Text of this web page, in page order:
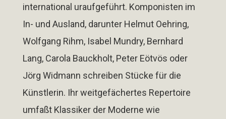
international uraufgeführt. Komponisten im
In- und Ausland, darunter Helmut Oehring,
Wolfgang Rihm, Isabel Mundry, Bernhard
Lang, Carola Bauckholt, Peter Eötvös oder
Jörg Widmann schreiben Stücke für die
Künstlerin. Ihr weitgefächertes Repertoire
umfaßt Klassiker der Moderne wie